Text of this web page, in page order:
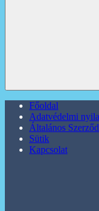
Főoldal
Adatvédelmi
Általános
Sütik
Kapcsolat